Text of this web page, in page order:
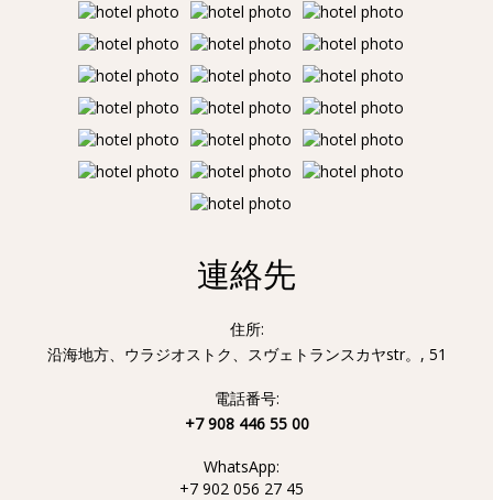
連絡先
住所:
沿海地方、ウラジオストク、スヴェトランスカヤstr。, 51
電話番号:
+7 908 446 55 00
WhatsApp:
+7 902 056 27 45